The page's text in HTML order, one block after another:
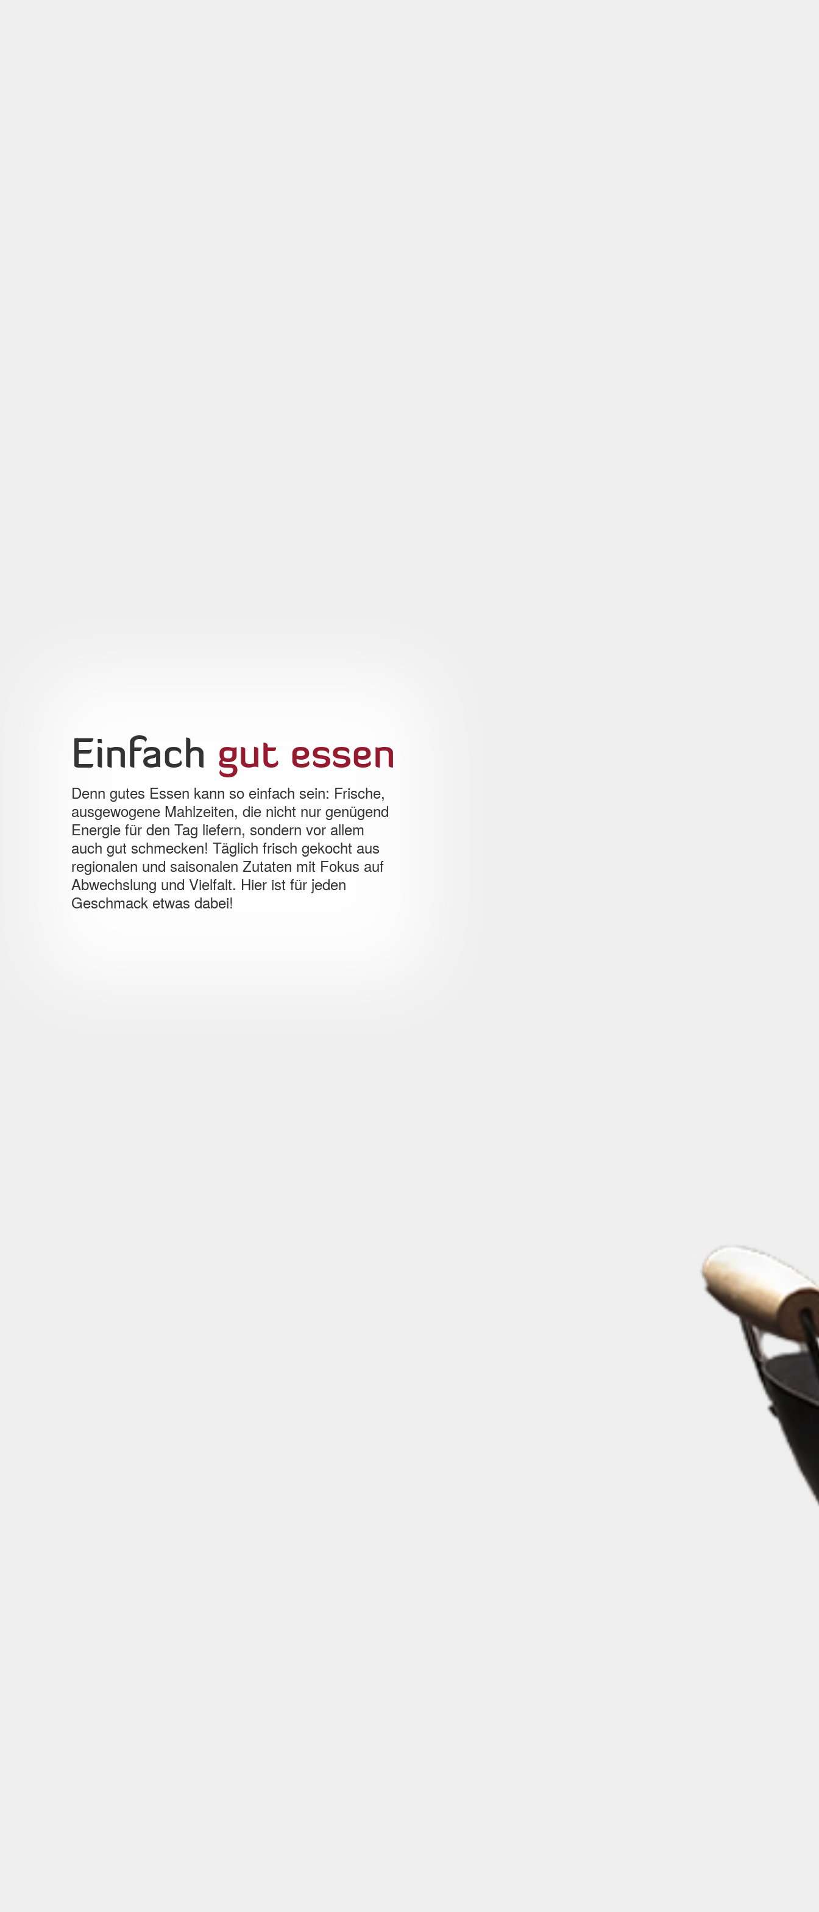
Einfach gut essen
Denn gutes Essen kann so einfach sein: Frische,
ausgewogene Mahlzeiten, die nicht nur genügend
Energie für den Tag liefern, sondern vor allem
auch gut schmecken! Täglich frisch gekocht aus
regionalen und saisonalen Zutaten mit Fokus auf
Abwechslung und Vielfalt. Hier ist für jeden
Geschmack etwas dabei!